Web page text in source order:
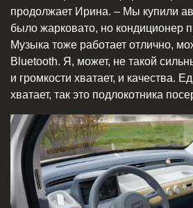
продолжает Ирина. – Мы купили
было жарковато, но кондиционер
Музыка тоже работает отлично,
Bluetooth. Я, может, не такой
и громкости хватает, и качества.
хватает, так это подлокотника